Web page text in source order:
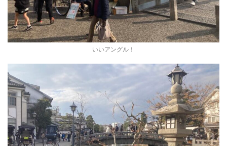
いいアングル！